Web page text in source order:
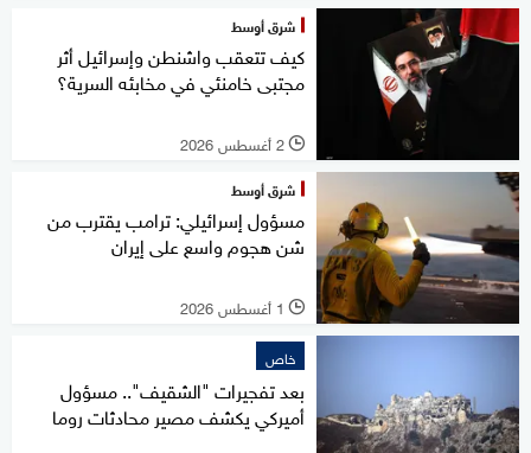
شرق أوسط
كيف تتعقب واشنطن وإسرائيل أثر
مجتبى خامنئي في مخابئه السرية؟
l 2 أغسطس 2026
شرق أوسط
مسؤول إسرائيلي: ترامب يقترب من
شن هجوم واسع على إيران
l 1 أغسطس 2026
خاص
بعد تفجيرات "الشقيف".. مسؤول
أميركي يكشف مصير محادثات روما